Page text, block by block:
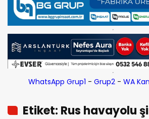
WhatsApp Grup1 - Grup2- WA
Etiket: Rus havayolu